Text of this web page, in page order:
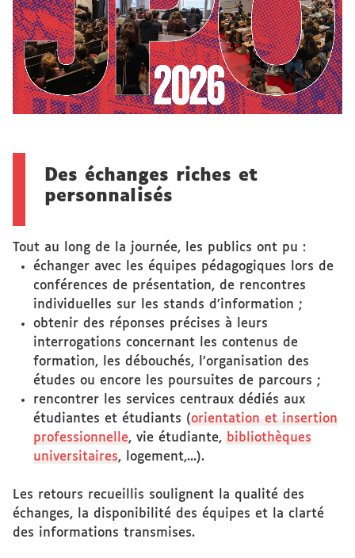
Des échanges riches et
personnalisés
Tout au long de la journée, les publics ont pu :
échanger avec les équipes pédagogiques lors de
conférences de présentation, de rencontres
individuelles sur les stands d’information ;
obtenir des réponses précises à leurs
interrogations concernant les contenus de
formation, les débouchés, l’organisation des
études ou encore les poursuites de parcours ;
rencontrer les services centraux dédiés aux
étudiantes et étudiants (orientation et insertion
professionnelle, vie étudiante, bibliothèques
universitaires, logement,...).
Les retours recueillis soulignent la qualité des
échanges, la disponibilité des équipes et la clarté
des informations transmises.